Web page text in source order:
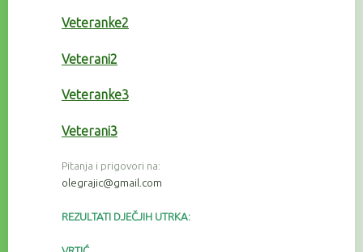
Veteranke2
Veterani2
Veteranke3
Veterani3
Pitanja i prigovori na:
olegrajic@gmail.com
REZULTATI DJEČJIH UTRKA: